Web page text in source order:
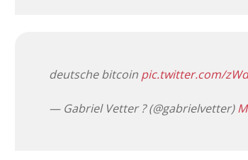
deutsche bitcoin pic.twitter.com/
— Gabriel Vetter ? (@gabrielvetter)